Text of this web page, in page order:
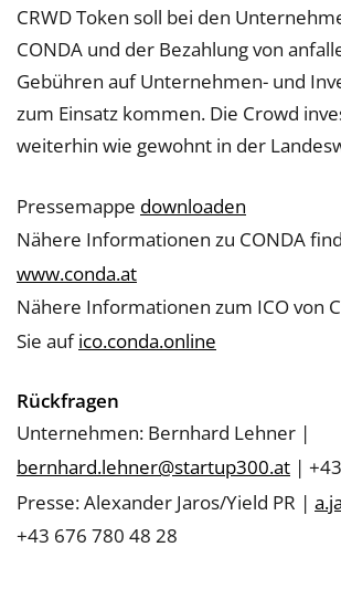
CRWD Token soll bei den
CONDA und der Bezahlung von
Gebühren auf Unternehmen- und
zum Einsatz kommen. Die Crowd
weiterhin wie gewohnt in der
Pressemappe downloaden
Nähere Informationen zu CONDA
www.conda.at
Nähere Informationen zum ICO von
Sie aufico.conda.online
Rückfragen
Unternehmen: Bernhard Lehner |
bernhard.lehner@startup300.at |
Presse: Alexander Jaros/Yield PR |
+43 676 780 48 28